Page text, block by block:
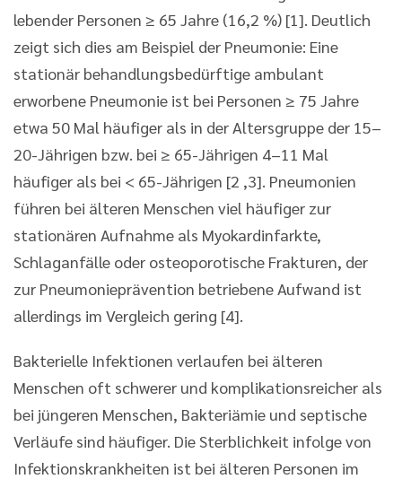
lebender Personen ≥ 65 Jahre (16,2 %) [1]. Deutlich
zeigt sich dies am Beispiel der Pneumonie: Eine
stationär behandlungsbedürftige ambulant
erworbene Pneumonie ist bei Personen ≥ 75 Jahre
etwa 50 Mal häufiger als in der Altersgruppe der 15–
20-Jährigen bzw. bei ≥ 65-Jährigen 4–11 Mal
häufiger als bei < 65-Jährigen [2 ,3]. Pneumonien
führen bei älteren Menschen viel häufiger zur
stationären Aufnahme als Myokardinfarkte,
Schlaganfälle oder osteoporotische Frakturen, der
zur Pneumonieprävention betriebene Aufwand ist
allerdings im Vergleich gering [4].
Bakterielle Infektionen verlaufen bei älteren
Menschen oft schwerer und komplikationsreicher als
bei jüngeren Menschen, Bakteriämie und septische
Verläufe sind häufiger. Die Sterblichkeit infolge von
Infektionskrankheiten ist bei älteren Personen im